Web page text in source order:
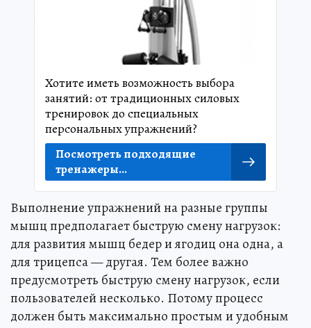
Хотите иметь возможность выбора
занятий: от традиционных силовых
тренировок до специальных
персональных упражнений?
Посмотреть подходящие
тренажеры...
Выполнение упражнений на разные группы
мышц предполагает быструю смену нагрузок:
для развития мышц бедер и ягодиц она одна, а
для трицепса — другая. Тем более важно
предусмотреть быструю смену нагрузок, если
пользователей несколько. Потому процесс
должен быть максимально простым и удобным